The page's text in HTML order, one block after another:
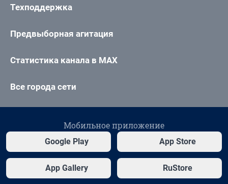
Техподдержка
Предвыборная агитация
Статистика канала в MAX
Все города сети
Мобильное приложение
Google Play App Store
App Gallery RuStore